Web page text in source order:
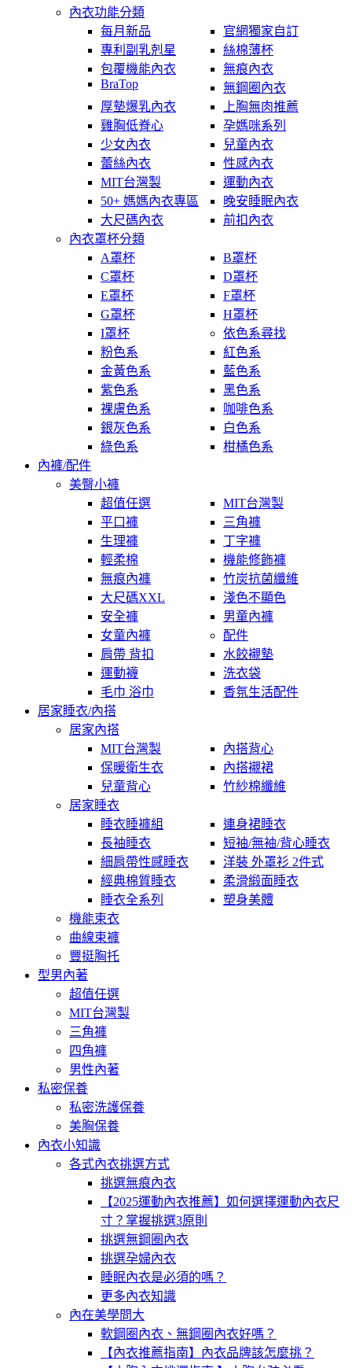
內衣功能分類
每月新品
官網獨家自訂
專利副乳剋星
絲棉薄杯
包覆機能內衣
無痕內衣
BraTop
無鋼圈內衣
厚墊爆乳內衣
上胸無肉推薦
雞胸低脊心
孕媽咪系列
少女內衣
兒童內衣
蕾絲內衣
性感內衣
MIT台灣製
運動內衣
50+ 媽媽內衣專區
晚安睡眠內衣
大尺碼內衣
前扣內衣
內衣罩杯分類
A罩杯
B罩杯
C罩杯
D罩杯
E罩杯
F罩杯
G罩杯
H罩杯
I罩杯
依色系尋找
粉色系
紅色系
金黃色系
藍色系
紫色系
黑色系
裸膚色系
咖啡色系
銀灰色系
白色系
綠色系
柑橘色系
內褲/配件
美臀小褲
超值任選
MIT台灣製
平口褲
三角褲
生理褲
丁字褲
輕柔棉
機能修飾褲
無痕內褲
竹炭抗菌纖維
大尺碼XXL
淺色不顯色
安全褲
男童內褲
女童內褲
配件
肩帶 背扣
水餃襯墊
運動襪
洗衣袋
毛巾 浴巾
香氛生活配件
居家睡衣/內搭
居家內搭
MIT台灣製
內搭背心
保暖衛生衣
內搭襯裙
兒童背心
竹紗棉纖維
居家睡衣
睡衣睡褲組
連身裙睡衣
長袖睡衣
短袖/無袖/背心睡衣
細肩帶性感睡衣
洋裝 外罩衫 2件式
經典棉質睡衣
柔滑緞面睡衣
睡衣全系列
塑身美體
機能束衣
曲線束褲
豐挺胸托
型男內著
超值任選
MIT台灣製
三角褲
四角褲
男性內著
私密保養
私密洗護保養
美胸保養
內衣小知識
各式內衣挑選方式
挑選無痕內衣
【2025運動內衣推薦】如何選擇運動內衣尺
寸？掌握挑選3原則
挑選無鋼圈內衣
挑選孕婦內衣
睡眠內衣是必須的嗎？
更多內衣知識
內在美學問大
軟鋼圈內衣、無鋼圈內衣好嗎？
【內衣推薦指南】內衣品牌該怎麼挑？